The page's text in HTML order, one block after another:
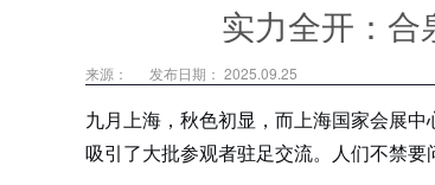
实力全开：合
来源： 发布日期： 2025.09.25
九月上海，秋色初显，而上海国家会展
吸引了大批参观者驻足交流。人们不禁